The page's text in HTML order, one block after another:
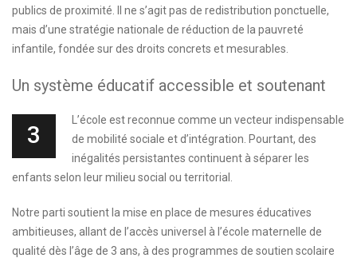
publics de proximité. Il ne s’agit pas de redistribution ponctuelle,
mais d’une stratégie nationale de réduction de la pauvreté
infantile, fondée sur des droits concrets et mesurables.
Un système éducatif accessible et soutenant
3
L’école est reconnue comme un vecteur indispensable
de mobilité sociale et d’intégration. Pourtant, des
inégalités persistantes continuent à séparer les
enfants selon leur milieu social ou territorial.
Notre parti soutient la mise en place de mesures éducatives
ambitieuses, allant de l’accès universel à l’école maternelle de
qualité dès l’âge de 3 ans, à des programmes de soutien scolaire